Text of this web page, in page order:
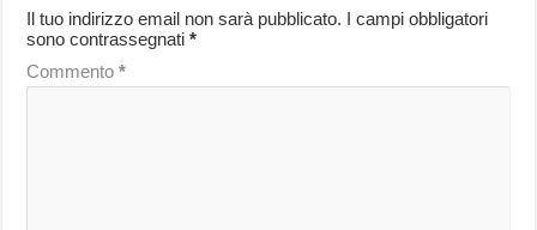
Il tuo indirizzo email non sarà pubblicato. I campi obbligatori
sono contrassegnati*
Commento*